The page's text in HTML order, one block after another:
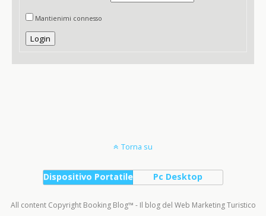
Mantienimi connesso
Login
Torna su
Dispositivo Portatile Pc Desktop
All content Copyright Booking Blog™ - Il blog del Web Marketing Turistico